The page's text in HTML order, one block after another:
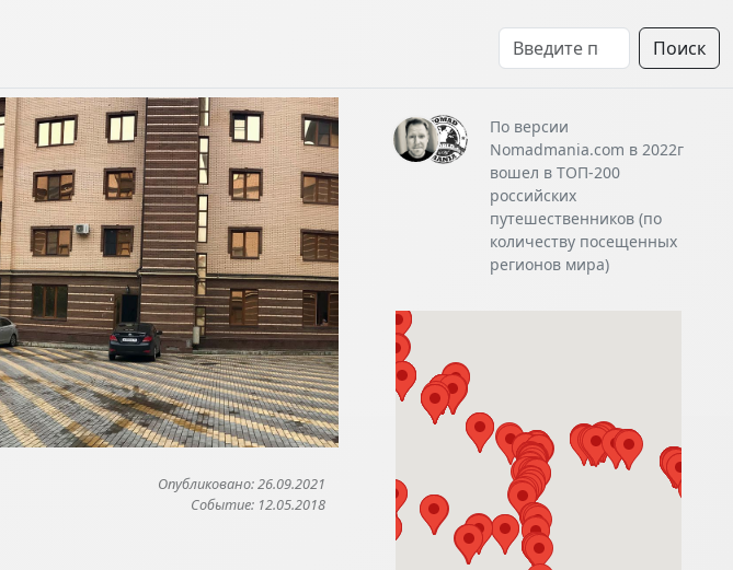
Поиск
Опубликовано: 26.09.2021
Событие: 12.05.2018
По версии
Nomadmania.com в 2022г
вошел в ТОП-200
российских
путешественников (по
количеству посещенных
регионов мира)